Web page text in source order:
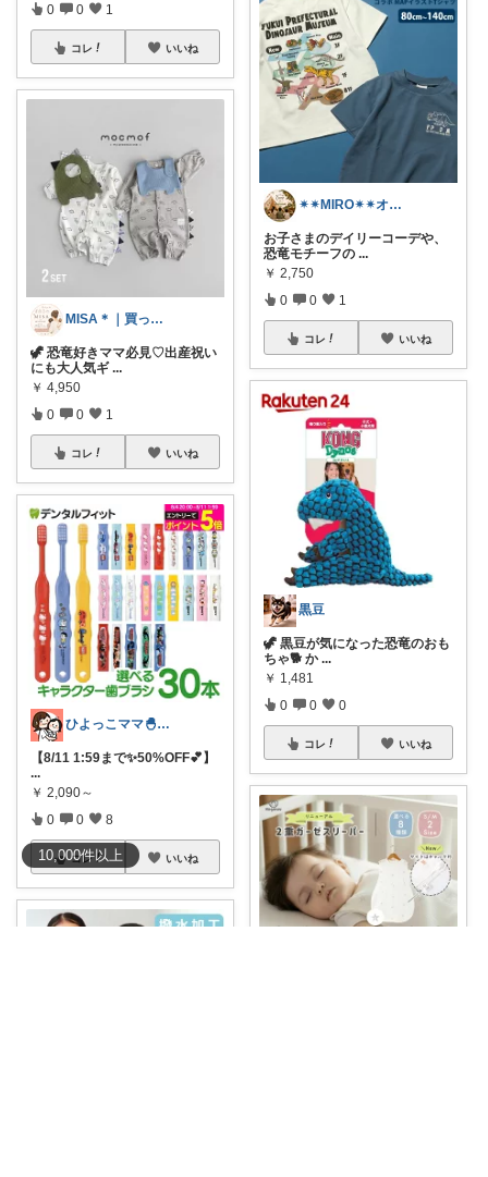
10,000件以上
0 0 1
コレ いいね
MISA＊｜買ってよかったもの
🦖 恐竜好きママ必見♡出産祝い
にも大人気ギ ...
￥ 4,950
0 0 1
コレ いいね
ひよっこママ🐣𓂃ゆるっと育児と暮らし
【8/11 1:59まで✨50%OFF💕】
...
￥ 2,090～
0 0 8
コレ いいね
✴︎✴︎MIRO✴︎✴︎オススメroom
お子さまのデイリーコーデや、
恐竜モチーフの ...
￥ 2,750
0 0 1
コレ いいね
黒豆
🦖 黒豆が気になった恐竜のおも
ちゃ🐕 か ...
￥ 1,481
0 0 0
コレ いいね